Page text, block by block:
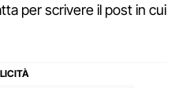
per scrivere il post in cui